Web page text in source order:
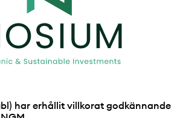
har erhållit villkorat godkännande